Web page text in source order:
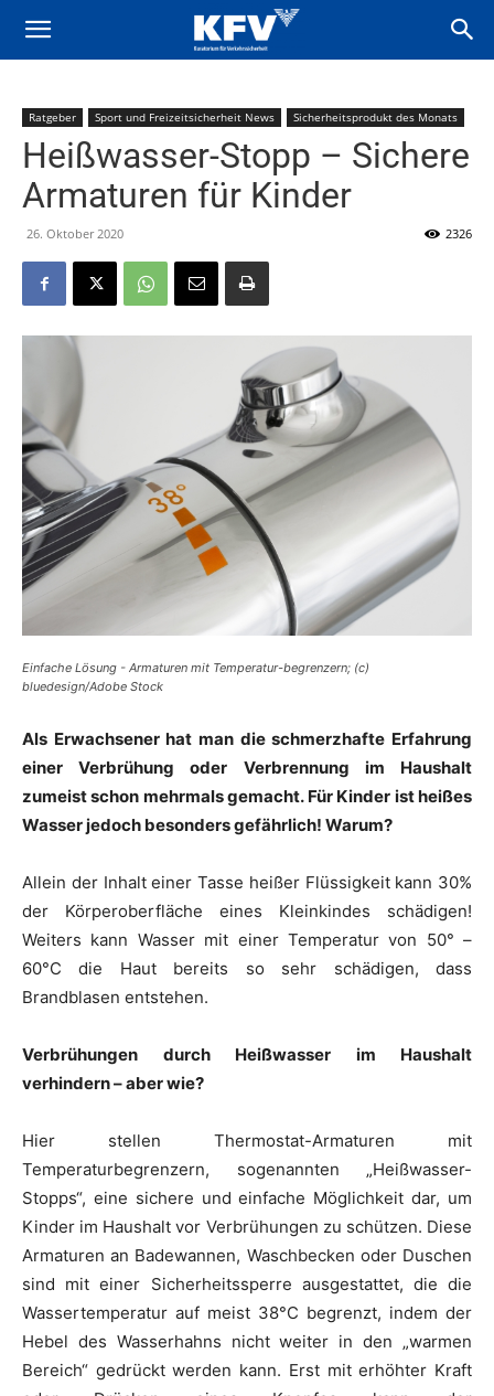
Ratgeber Sport und Freizeitsicherheit News Sicherheitsprodukt des Monats
Heißwasser-Stopp – Sichere
Armaturen für Kinder
26. Oktober 2020 2326
Einfache Lösung - Armaturen mit Temperatur-begrenzern; (c)
bluedesign/Adobe Stock
Als Erwachsener hat man die schmerzhafte Erfahrung
einer Verbrühung oder Verbrennung im Haushalt
zumeist schon mehrmals gemacht. Für Kinder ist heißes
Wasser jedoch besonders gefährlich! Warum?
Allein der Inhalt einer Tasse heißer Flüssigkeit kann 30%
der Körperoberfläche eines Kleinkindes schädigen!
Weiters kann Wasser mit einer Temperatur von 50° –
60°C die Haut bereits so sehr schädigen, dass
Brandblasen entstehen.
Verbrühungen durch Heißwasser im Haushalt
verhindern – aber wie?
Hier stellen Thermostat-Armaturen mit
Temperaturbegrenzern, sogenannten „Heißwasser-
Stopps“, eine sichere und einfache Möglichkeit dar, um
Kinder im Haushalt vor Verbrühungen zu schützen. Diese
Armaturen an Badewannen, Waschbecken oder Duschen
sind mit einer Sicherheitssperre ausgestattet, die die
Wassertemperatur auf meist 38°C begrenzt, indem der
Hebel des Wasserhahns nicht weiter in den „warmen
Bereich“ gedrückt werden kann. Erst mit erhöhter Kraft